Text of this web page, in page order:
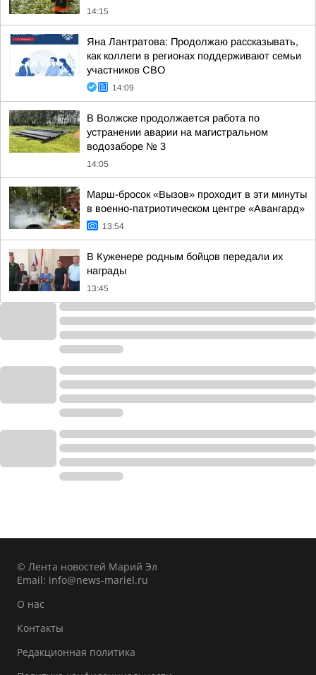
14:15
Яна Лантратова: Продолжаю рассказывать,
как коллеги в регионах поддерживают семьи
участников СВО
14:09
В Волжске продолжается работа по
устранении аварии на магистральном
водозаборе № 3
14:05
Марш-бросок «Вызов» проходит в эти минуты
в военно-патриотическом центре «Авангард»
13:54
В Куженере родным бойцов передали их
награды
13:45
© Лента новостей Марий Эл
Email: info@news-mariel.ru
О нас
Контакты
Редакционная политика